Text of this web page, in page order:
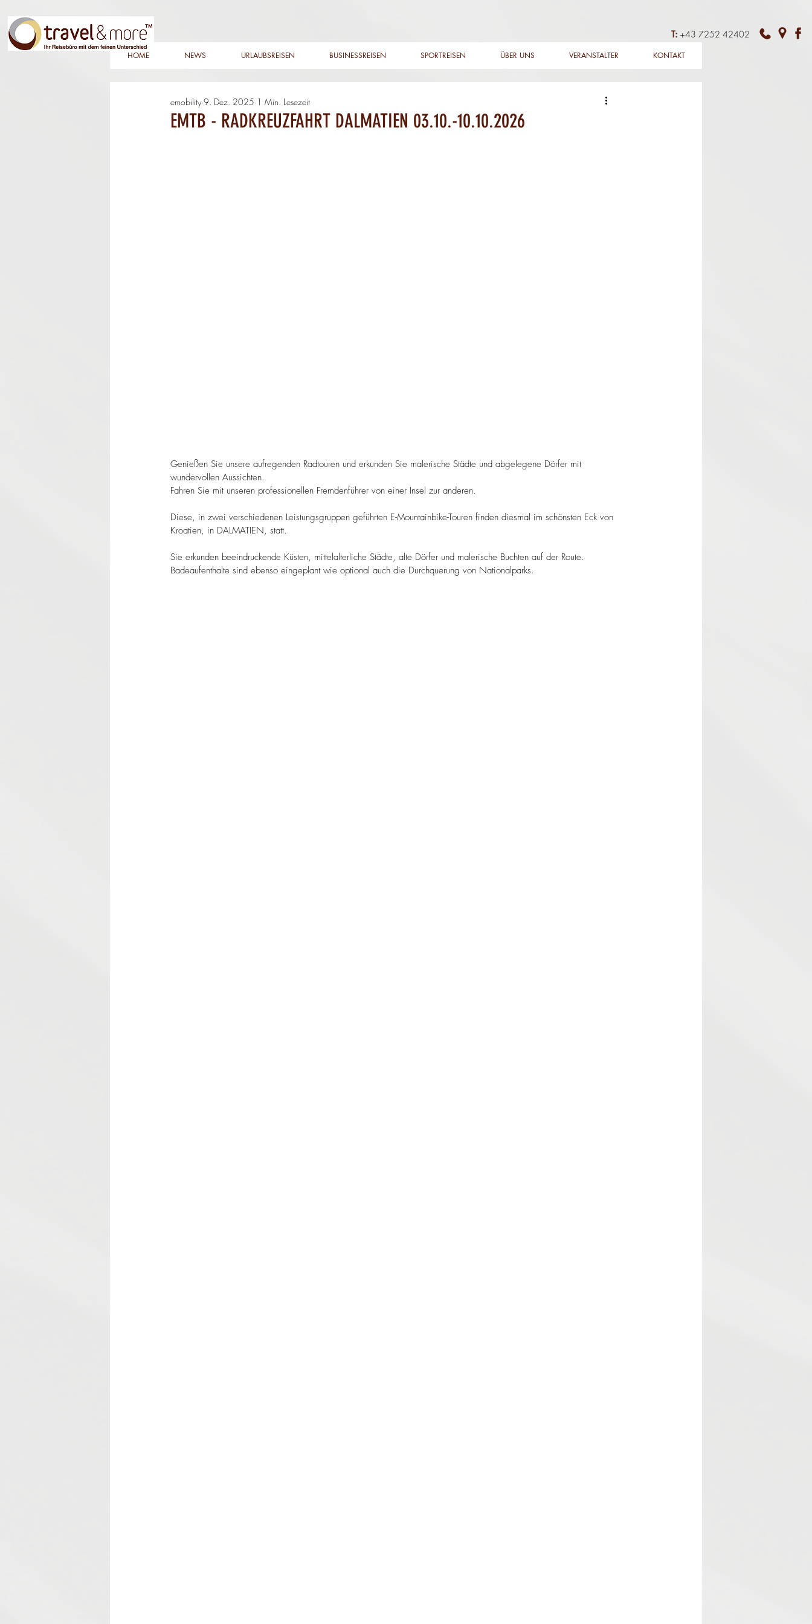
T: +43 7252 42402
HOME NEWS URLAUBSREISEN BUSINESSREISEN SPORTREISEN ÜBER UNS VERANSTALTER KONTAKT
EMTB - RADKREUZFAHRT DALMATIEN 03.10.-10.10.2026
emobility 9. Dez. 2025 1 Min. Lesezeit
Genießen Sie unsere aufregenden Radtouren und erkunden Sie malerische Städte und abgelegene Dörfer mit
wundervollen Aussichten.
Fahren Sie mit unseren professionellen Fremdenführer von einer Insel zur anderen.
Diese, in zwei verschiedenen Leistungsgruppen geführten E-Mountainbike-Touren finden diesmal im schönsten Eck von
Kroatien, in DALMATIEN, statt.
Sie erkunden beeindruckende Küsten, mittelalterliche Städte, alte Dörfer und malerische Buchten auf der Route.
Badeaufenthalte sind ebenso eingeplant wie optional auch die Durchquerung von Nationalparks.